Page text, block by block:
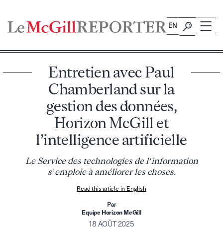
content
EN
Entretien avec Paul
Chamberland sur la
gestion des données,
Horizon McGill et
l’intelligence artificielle
Le Service des technologies de l’information
s’emploie à améliorer les choses.
Read this article in English
Par
Equipe Horizon McGill
18 AOÛT 2025